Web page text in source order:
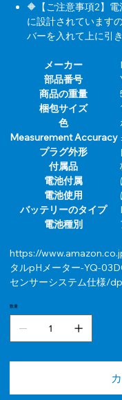
🔶【ご注意事項2】
に設計されています
バーを入れて上に引
メーカー
部品番号
商品の重量
梱包サイズ
色
Measurement Accuracy
プラグ外形
付属品
電池付属
電池使用
バッテリーのタイプ
電池種別
https://
タルpHメーター-YQ-
センサーシステム仕様/
数量